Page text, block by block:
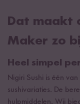
Dat maakt
Maker zo
Heel simpel
Nigiri Sushi is één
sushivariaties. De
hulpmiddelen. Wij